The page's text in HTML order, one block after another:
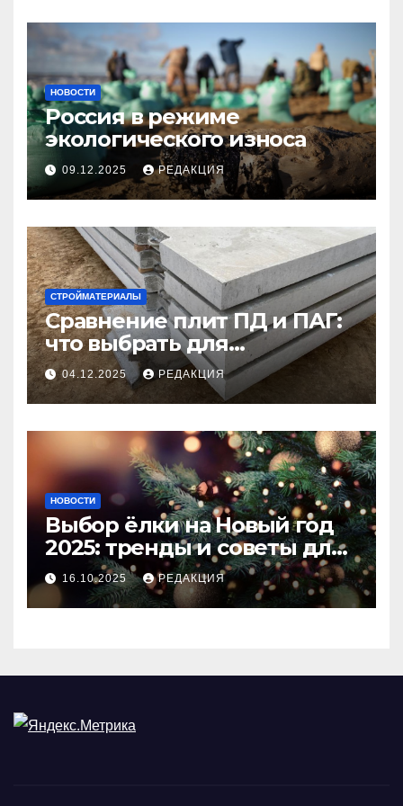
НОВОСТИ
Россия в режиме
экологического износа
09.12.2025 РЕДАКЦИЯ
СТРОЙМАТЕРИАЛЫ
Сравнение плит ПД и ПАГ:
что выбрать для
долговечного и прочного
покрытия
04.12.2025 РЕДАКЦИЯ
НОВОСТИ
Выбор ёлки на Новый год
2025: тренды и советы для
идеального праздника
16.10.2025 РЕДАКЦИЯ